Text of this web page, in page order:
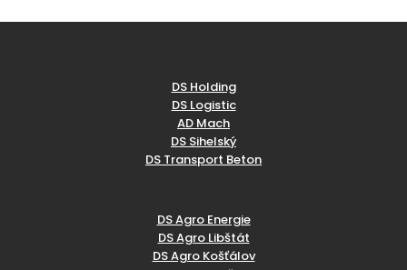
DS Holding
DS Logistic
AD Mach
DS Sihelský
DS Transport Beton
DS Agro Energie
DS Agro Libštát
DS Agro Košťálov